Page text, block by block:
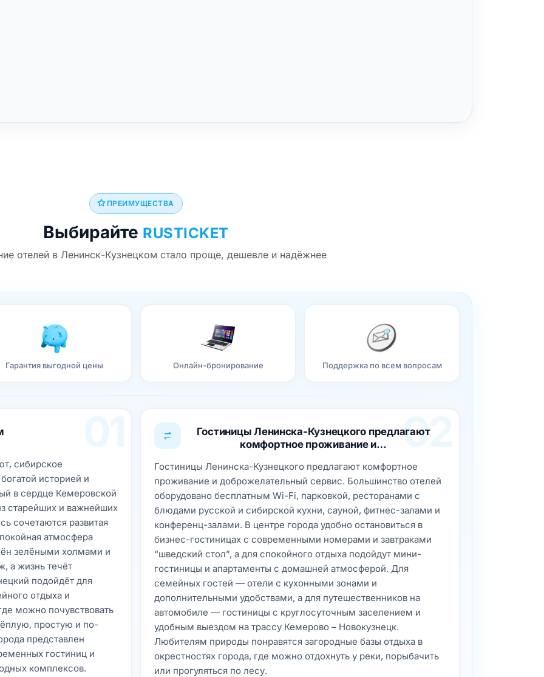
ПРЕИМУЩЕСТВА
Выбирайте RUSTICKET
отелей в Ленинск-Кузнецком стало проще, дешевле и надёжнее
Гарантия выгодной цены Онлайн-бронирование Поддержка по всем вопросам
сибирское
историей и
в сердце Кемеровской
старейших и важнейших
сочетаются развитая
атмосфера
зелёными холмами и
а жизнь течёт
подойдёт для
отдыха и
можно почувствовать
простую и по-
представлен
гостиниц и
комплексов.
02
Гостиницы Ленинска-Кузнецкого предлагают
комфортное проживание и…
Гостиницы Ленинска-Кузнецкого предлагают комфортное
проживание и доброжелательный сервис. Большинство отелей
оборудовано бесплатным Wi-Fi, парковкой, ресторанами с
блюдами русской и сибирской кухни, сауной, фитнес-залами и
конференц-залами. В центре города удобно остановиться в
бизнес-гостиницах с современными номерами и завтраками
“шведский стол”, а для спокойного отдыха подойдут мини-
гостиницы и апартаменты с домашней атмосферой. Для
семейных гостей — отели с кухонными зонами и
дополнительными удобствами, а для путешественников на
автомобиле — гостиницы с круглосуточным заселением и
удобным выездом на трассу Кемерово – Новокузнецк.
Любителям природы понравятся загородные базы отдыха в
окрестностях города, где можно отдохнуть у реки, порыбачить
или прогуляться по лесу.